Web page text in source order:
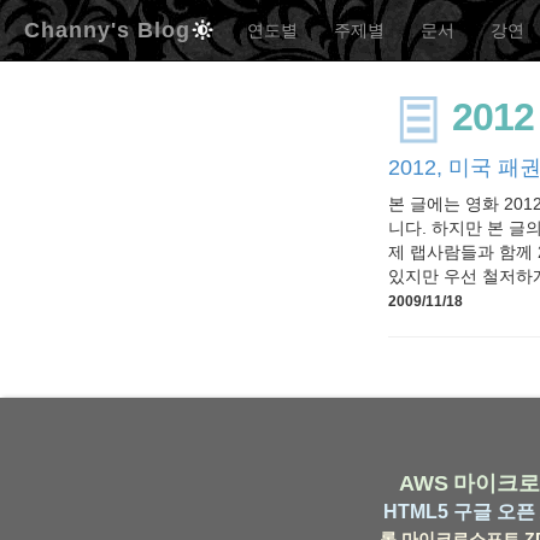
Channy's Blog 연도별 주제별 문서 강연
2012
2012, 미국 패
본 글에는 영화
니다. 하지만 본 글
제 랩사람들과 함께
있지만 우선 철저하
2009/11/18
AWS 마이크
HTML5 구글 오픈